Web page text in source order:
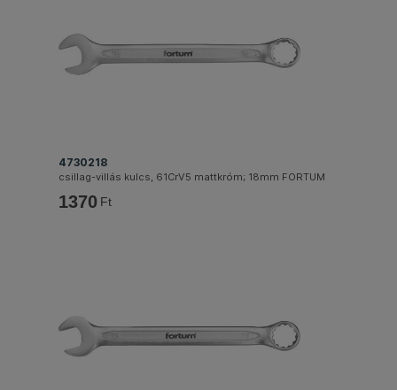
4730218
csillag-villás kulcs, 61CrV5 mattkróm; 18mm FORTUM
1370 Ft